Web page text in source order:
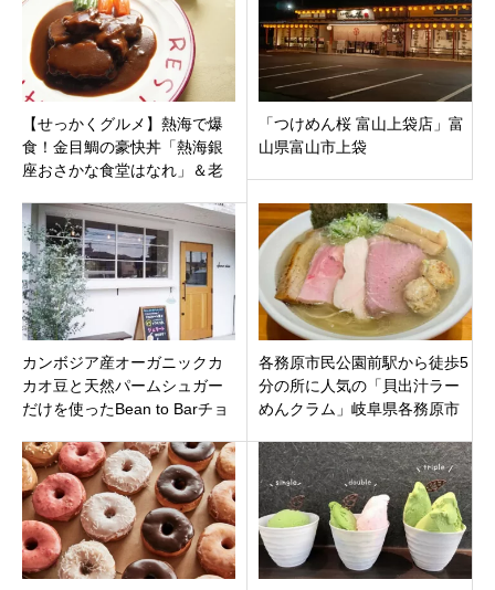
【せっかくグルメ】熱海で爆
食！金目鯛の豪快丼「熱海銀
座おさかな食堂はなれ」＆老
シチュー
「つけめん桜 富山上袋店」富
山県富山市上袋
カンボジア産オーガニックカ
カオ豆と天然パームシュガー
だけを使ったBean to Barチョ
リコ）」名古屋市西区に7月30
日オープン
各務原市民公園前駅から徒歩5
分の所に人気の「貝出汁ラー
めんクラム」岐阜県各務原市